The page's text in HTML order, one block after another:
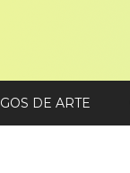
DE ARTE